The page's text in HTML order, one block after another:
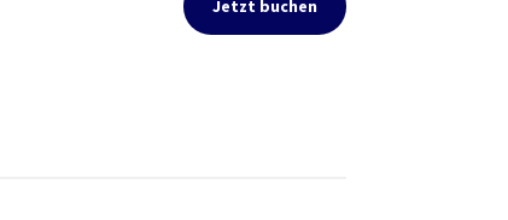
Jetzt buchen